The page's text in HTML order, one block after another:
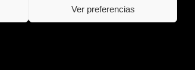
Ver preferencias